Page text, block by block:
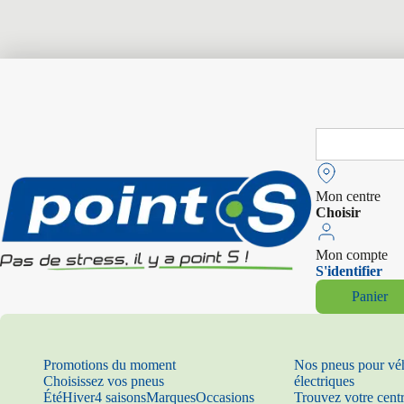
Search
Mon centre
Choisir
Mon compte
S'identifier
Panier
Promotions du moment
Choisissez vos pneus
ÉtéHiver4 saisonsMarquesOccasions
Nos pneus pour
électriques
Trouvez votre